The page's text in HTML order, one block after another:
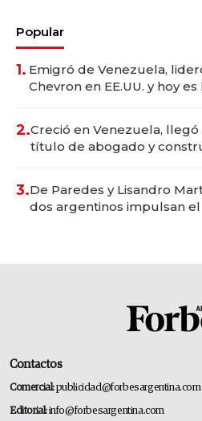
Popular
1. Emigró de Venezuela,
Chevron en EE.UU. y hoy
2.Creció en Venezuela,
título de abogado y
3.De Paredes y Lisandro
dos argentinos impulsan
Contactos
Comercial:publicidad@forbesargentina.com
Editorial:info@forbesargentina.com